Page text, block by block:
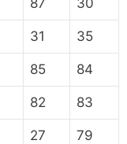
31 35
85 84
82 83
27 79